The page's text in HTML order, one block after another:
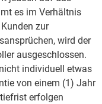
es im Verhältnis
zur
wird der
ausgeschlossen.
individuell etwas
von einem (1) Jahr
erfolgen